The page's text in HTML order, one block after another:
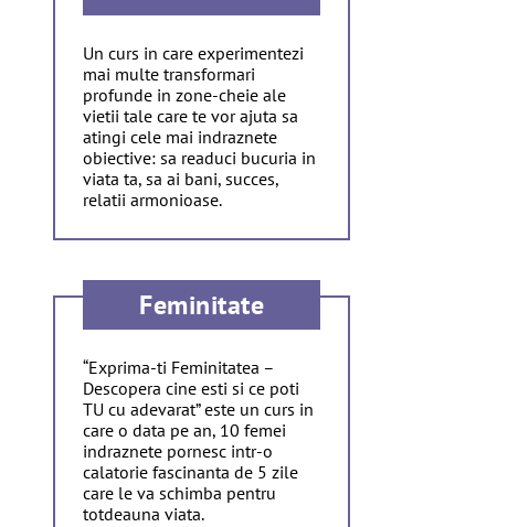
Un curs in care experimentezi
mai multe transformari
profunde in zone-cheie ale
vietii tale care te vor ajuta sa
atingi cele mai indraznete
obiective: sa readuci bucuria in
viata ta, sa ai bani, succes,
relatii armonioase.
Feminitate
“Exprima-ti Feminitatea –
Descopera cine esti si ce poti
TU cu adevarat” este un curs in
care o data pe an, 10 femei
indraznete pornesc intr-o
calatorie fascinanta de 5 zile
care le va schimba pentru
totdeauna viata.